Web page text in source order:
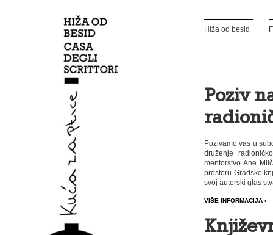
Hiža od besid
Poziv
Pozivamo vas u
druženje
mentorstvo Ane
prostoru Gradske
svoj autorski glas
VIŠE INFORMACIJA ›